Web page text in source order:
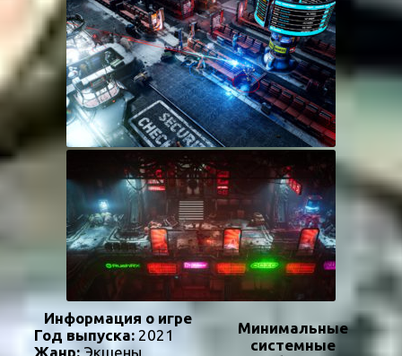
Информация о игре
Год выпуска: 2021
Жанр:Экшены,
Минимальные
системные